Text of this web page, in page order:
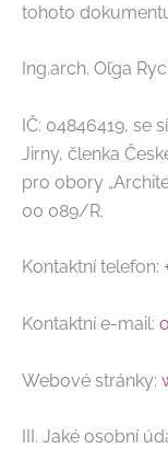
tohoto
Ing.arch. Oľga
IČ: 04846419, se
Jirny, členka
pro obory
00 089/R.
Kontaktní telefon:
Kontaktní e-mail:
Webové stránky:
III. Jaké osobní